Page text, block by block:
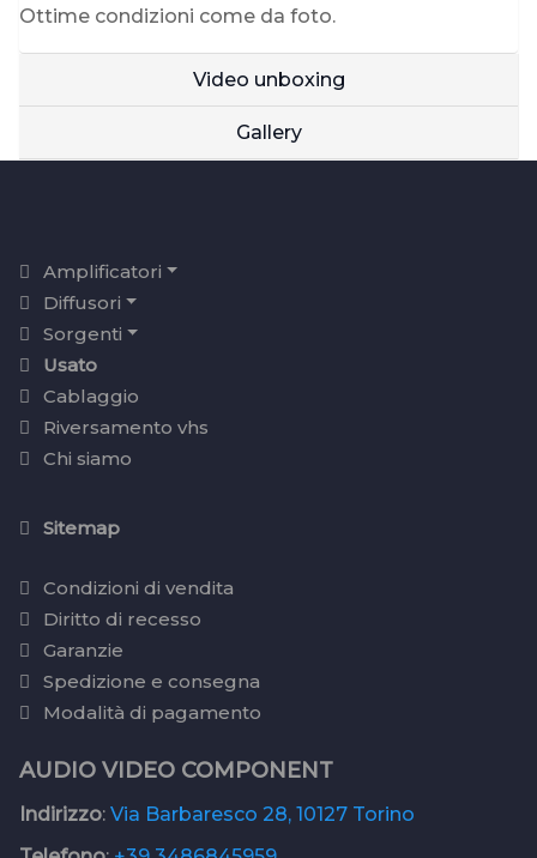
Ottime condizioni come da foto.
Video unboxing
Gallery
Amplificatori
Diffusori
Sorgenti
Usato
Cablaggio
Riversamento vhs
Chi siamo
Sitemap
Condizioni di vendita
Diritto di recesso
Garanzie
Spedizione e consegna
Modalità di pagamento
AUDIO VIDEO COMPONENT
Indirizzo: Via Barbaresco 28, 10127 Torino